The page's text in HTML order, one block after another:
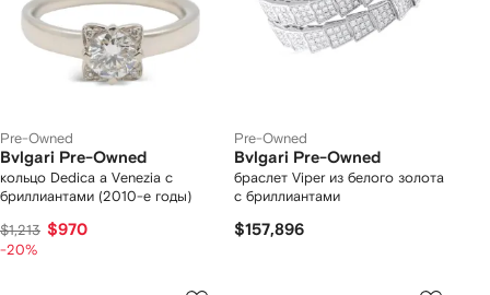
Pre-Owned
Bvlgari Pre-Owned
кольцо Dedica a Venezia с
бриллиантами (2010-е годы)
$1,213 $970
-20%
Pre-Owned
Bvlgari Pre-Owned
браслет Viper из белого золота
с бриллиантами
$157,896